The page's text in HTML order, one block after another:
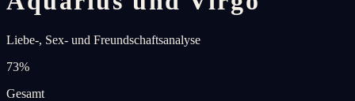
Liebe-, Sex- und Freundschaftsanalyse
73%
Gesamt